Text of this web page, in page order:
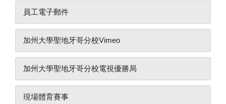
員工電子郵件
加州大學聖地牙哥分校Vimeo
加州大學聖地牙哥分校電視優勝局
現場體育賽事